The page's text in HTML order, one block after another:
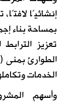
إنشائيًا
تعزيز
الخدمات
وأسهم